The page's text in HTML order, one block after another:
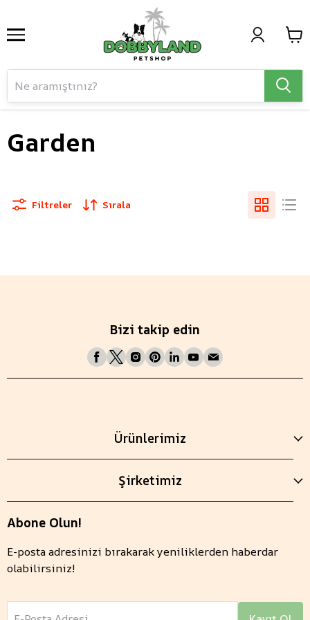
Garden
Filtreler Sırala
Bizi takip edin
Ürünlerimiz
Şirketimiz
Abone Olun!
E-posta adresinizi bırakarak yeniliklerden haberdar
olabilirsiniz!